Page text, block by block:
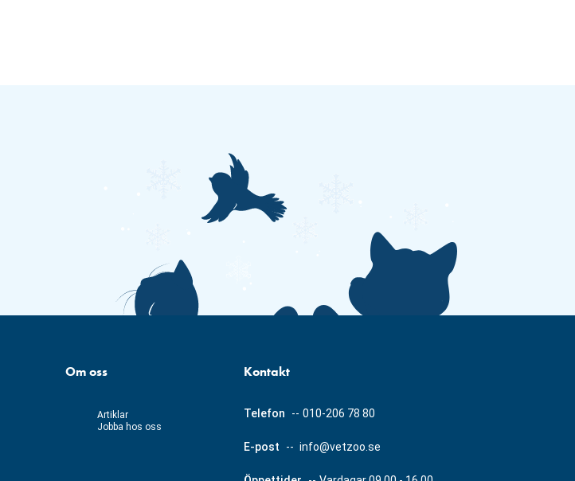
Om oss
Artiklar
Jobba hos oss
Kontakt
Telefon -- 010-206 78 80
E-post -- info@vetzoo.se